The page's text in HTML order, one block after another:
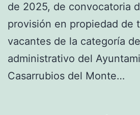
de 2025, de convocatoria
provisión en propiedad de
vacantes de la categoría
administrativo del
Casarrubios del Monte…